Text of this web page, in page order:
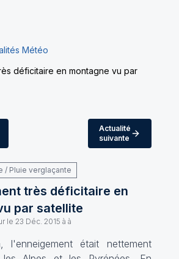
Météo
déficitaire en montagne vu par
Actualité
suivante
/ Pluie verglaçante
très déficitaire en
par satellite
le 23 Déc. 2015 à à
était nettement